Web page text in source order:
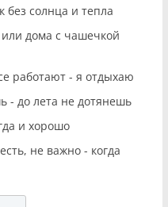
без солнца и тепла
дома с чашечкой
работают - я отдыхаю
- до лета не дотянешь
и хорошо
не важно - когда